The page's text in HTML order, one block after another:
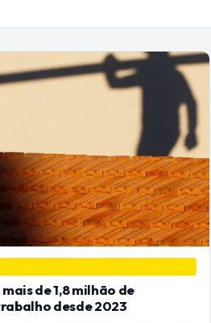
de 1,8 milhão de
desde 2023